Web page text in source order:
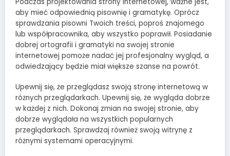
aby mieć odpowiednią pisownię i gramatykę. Oprócz
sprawdzania pisowni Twoich treści, poproś znajomego
lub współpracownika, aby wszystko poprawił. Posiadanie
dobrej ortografii i gramatyki na swojej stronie
internetowej pomoże nadać jej profesjonalny wygląd, a
odwiedzający będzie miał większe szanse na powrót.
Upewnij się, że przeglądasz swoją stronę internetową w
różnych przeglądarkach. Upewnij się, że wygląda dobrze
w każdej z nich. Dokonaj zmian na swojej stronie, aby
dobrze wyglądała na wszystkich popularnych
przeglądarkach. Sprawdzaj również swoją witrynę z
różnymi systemami operacyjnymi.